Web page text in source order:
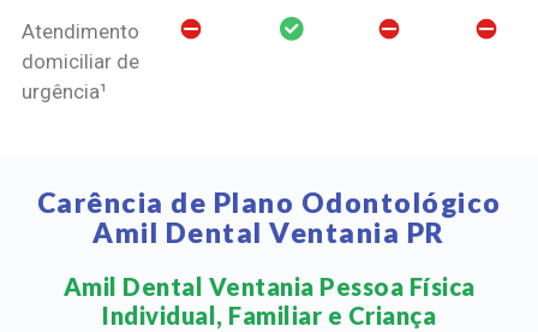
Atendimento
domiciliar de
urgência¹
Carência de Plano Odontológico
Amil Dental Ventania PR
Amil Dental Ventania Pessoa Física
Individual, Familiar e Criança​